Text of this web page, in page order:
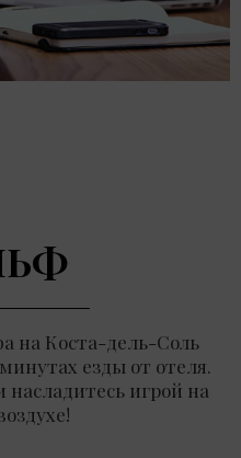
на Коста-дель-Соль
езды от отеля.
игрой на